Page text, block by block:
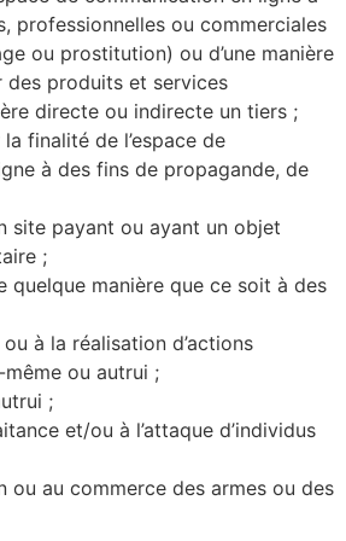
professionnelles ou commerciales
ou prostitution) ou d’une manière
des produits et services
directe ou indirecte un tiers ;
finalité de l’espace de
à des fins de propagande, de
site payant ou ayant un objet
;
quelque manière que ce soit à des
à la réalisation d’actions
ou autrui ;
;
et/ou à l’attaque d’individus
ou au commerce des armes ou des